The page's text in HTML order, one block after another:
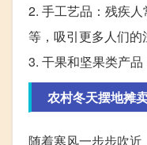
2. 手工艺品：残疾
等，吸引更多人们的
3. 干果和坚果类产
农村冬天摆地摊
随着寒风一步步吹